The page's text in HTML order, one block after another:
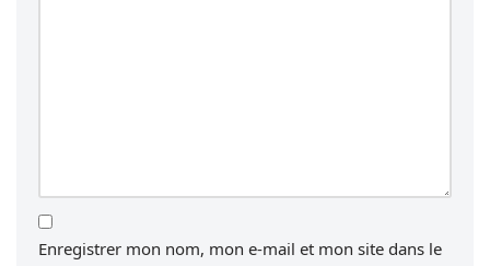
Enregistrer mon nom, mon e-mail et mon site dans le